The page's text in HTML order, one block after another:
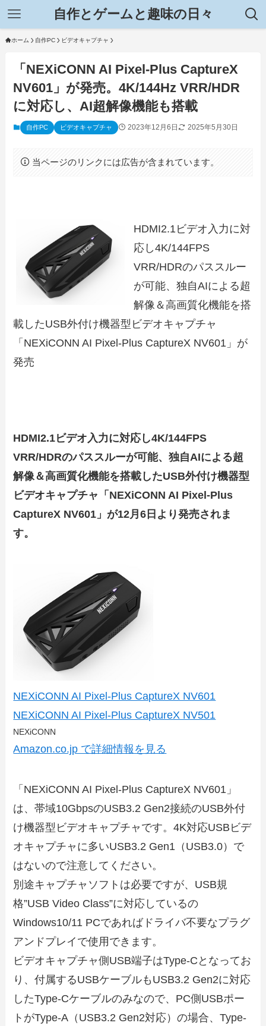
自作とゲームと趣味の日々
ホーム 自作PC ビデオキャプチャ
「NEXiCONN AI Pixel-Plus CaptureX
NV601」が発売。4K/144Hz VRR/HDR
に対応し、AI超解像機能も搭載
自作PC ビデオキャプチャ 2023年12月6日 2025年5月30日
当ページのリンクには広告が含まれています。
HDMI2.1ビデオ入力に対
応し4K/144FPS
VRR/HDRのパススルー
が可能、独自AIによる超
解像＆高画質化機能を搭
載したUSB外付け機器型ビデオキャプチャ
「NEXiCONN AI Pixel-Plus CaptureX NV601」が
発売
HDMI2.1ビデオ入力に対応し4K/144FPS
VRR/HDRのパススルーが可能、独自AIによる超
解像＆高画質化機能を搭載したUSB外付け機器型
ビデオキャプチャ「NEXiCONN AI Pixel-Plus
CaptureX NV601」が12月6日より発売されま
す。
NEXiCONN AI Pixel-Plus CaptureX NV601
NEXiCONN AI Pixel-Plus CaptureX NV501
NEXiCONN
Amazon.co.jp で詳細情報を見る
「NEXiCONN AI Pixel-Plus CaptureX NV601」
は、帯域10GbpsのUSB3.2 Gen2接続のUSB外付
け機器型ビデオキャプチャです。4K対応USBビデ
オキャプチャに多いUSB3.2 Gen1（USB3.0）で
はないので注意してください。
別途キャプチャソフトは必要ですが、USB規
格”USB Video Class”に対応しているの
Windows10/11 PCであればドライバ不要なプラグ
アンドプレイで使用できます。
ビデオキャプチャ側USB端子はType-Cとなってお
り、付属するUSBケーブルもUSB3.2 Gen2に対応
したType-Cケーブルのみなので、PC側USBポー
トがType-A（USB3.2 Gen2対応）の場合、Type-